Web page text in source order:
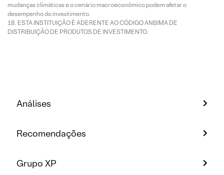
mudanças climáticas e o cenário macroeconômico podem afetar o
desempenho do investimento.
ESTA INSTITUIÇÃO É ADERENTE AO CÓDIGO ANBIMA DE
DISTRIBUIÇÃO DE PRODUTOS DE INVESTIMENTO.
Análises
Recomendações
Grupo XP